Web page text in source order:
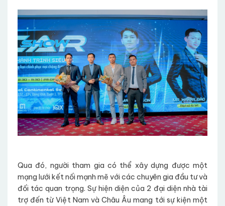
Qua đó, người tham gia có thể xây dựng được một
mạng lưới kết nối mạnh mẽ với các chuyên gia đầu tư và
đối tác quan trọng. Sự hiện diện của 2 đại diện nhà tài
trợ đến từ Việt Nam và Châu Âu mang tới sự kiện một